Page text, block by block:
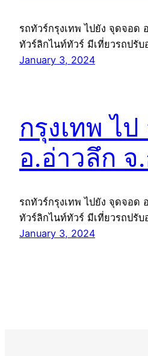
รถทัวร์กรุงเทพ ไปยัง จุดจอด
ทัวร์ลิกไนท์ทัวร์ มีเที่ยวรถปรับ
January 3, 2024
กรุงเทพ ไ
อ.อ่าวลึก จ
รถทัวร์กรุงเทพ ไปยัง จุดจอด
ทัวร์ลิกไนท์ทัวร์ มีเที่ยวรถปรับ
January 3, 2024